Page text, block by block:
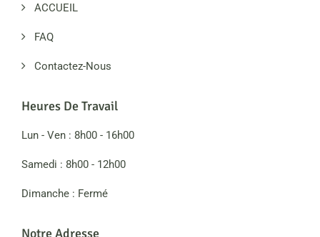
ACCUEIL
FAQ
Contactez-Nous
Heures De Travail
Lun - Ven : 8h00 - 16h00
Samedi : 8h00 - 12h00
Dimanche : Fermé
Notre Adresse